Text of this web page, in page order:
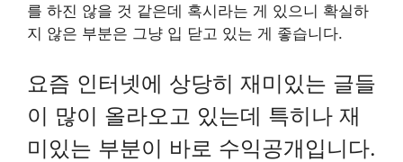
를 하진 않을 것 같은데 혹시라는 게 있으니 확실하
지 않은 부분은 그냥 입 닫고 있는 게 좋습니다.
요즘 인터넷에 상당히 재미있는 글들
이 많이 올라오고 있는데 특히나 재
미있는 부분이 바로 수익공개입니다.